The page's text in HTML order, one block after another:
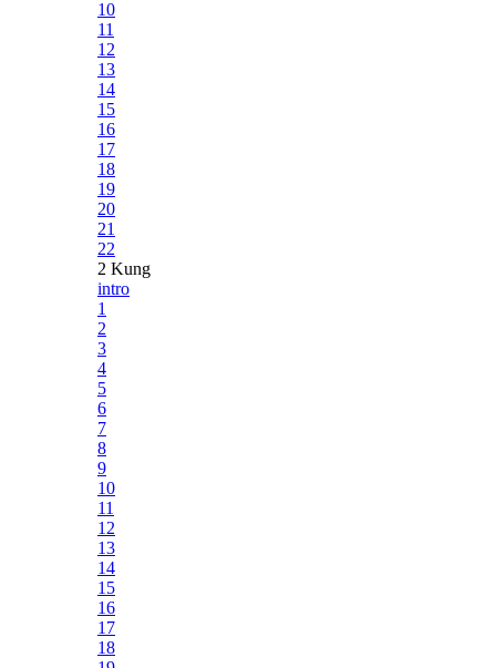
10
11
12
13
14
15
16
17
18
19
20
21
22
2 Kung
intro
1
2
3
4
5
6
7
8
9
10
11
12
13
14
15
16
17
18